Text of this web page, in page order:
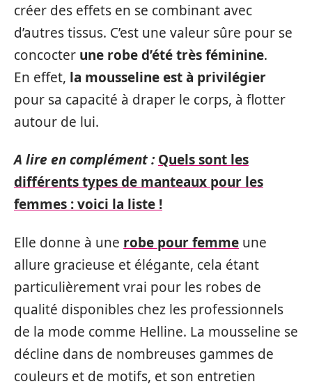
créer des effets en se combinant avec
d’autres tissus. C’est une valeur sûre pour se
concocter une robe d’été très féminine.
En effet, la mousseline est à privilégier
pour sa capacité à draper le corps, à flotter
autour de lui.
A lire en complément : Quels sont les
différents types de manteaux pour les
femmes : voici la liste !
Elle donne à une robe pour femme une
allure gracieuse et élégante, cela étant
particulièrement vrai pour les robes de
qualité disponibles chez les professionnels
de la mode comme Helline. La mousseline se
décline dans de nombreuses gammes de
couleurs et de motifs, et son entretien